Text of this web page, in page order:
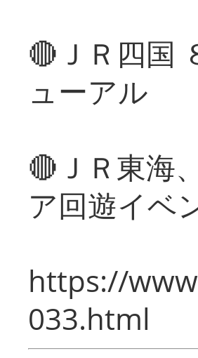
🔴ＪＲ四国
ューアル
🔴ＪＲ東海
ア回遊イベ
https://
033.html